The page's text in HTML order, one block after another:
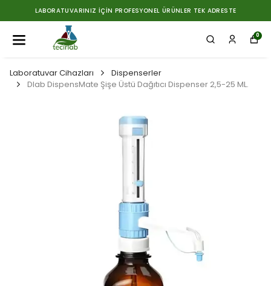
LABORATUVARINIZ İÇIN PROFESYONEL ÜRÜNLER TEK ADRESTE
0
Laboratuvar Cihazları
Dispenserler
Dlab DispensMate Şişe Üstü Dağıtıcı Dispenser 2,5-25 ML.